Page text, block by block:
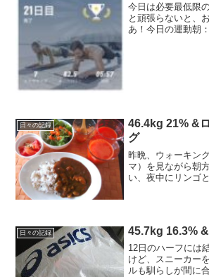
今日は必要最低限
と頑張らないと、
あ！今日の運動朝
日々の記録
46.4kg 21% &
グ
昨晩、ウォーキン
マ）を見ながら朝
い、夜中にリンゴ
日々の記録 45.7kg 16.3%
12日のハーフには
けど、スニーカー
ルも馴らしが間に